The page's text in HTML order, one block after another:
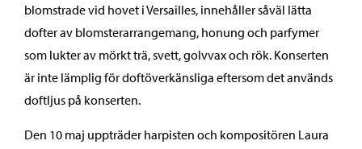
blomstrade vid hovet i Versailles, innehåller såväl lätta
dofter av blomsterarrangemang, honung och parfymer
som lukter av mörkt trä, svett, golvvax och rök. Konserten
är inte lämplig för doftöverkänsliga eftersom det används
doftljus på konserten.
Den 10 maj uppträder harpisten och kompositören Laura